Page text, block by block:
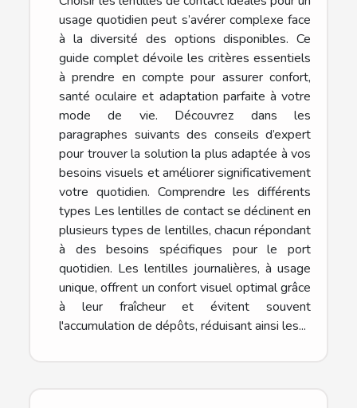
usage quotidien peut s’avérer complexe face
à la diversité des options disponibles. Ce
guide complet dévoile les critères essentiels
à prendre en compte pour assurer confort,
santé oculaire et adaptation parfaite à votre
mode de vie. Découvrez dans les
paragraphes suivants des conseils d’expert
pour trouver la solution la plus adaptée à vos
besoins visuels et améliorer significativement
votre quotidien. Comprendre les différents
types Les lentilles de contact se déclinent en
plusieurs types de lentilles, chacun répondant
à des besoins spécifiques pour le port
quotidien. Les lentilles journalières, à usage
unique, offrent un confort visuel optimal grâce
à leur fraîcheur et évitent souvent
l'accumulation de dépôts, réduisant ainsi les...